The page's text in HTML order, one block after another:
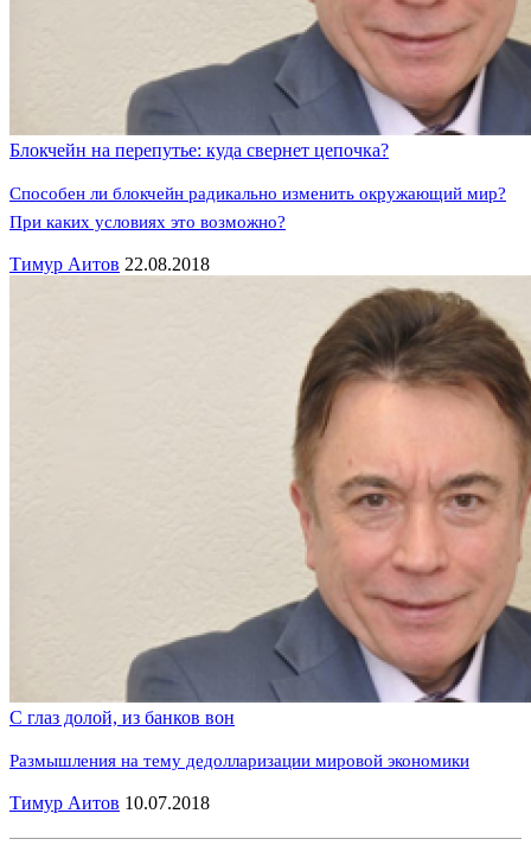
Блокчейн на перепутье: куда свернет цепочка?
Способен ли блокчейн радикально изменить окружающий мир?
При каких условиях это возможно?
Тимур Аитов 22.08.2018
С глаз долой, из банков вон
Размышления на тему дедолларизации мировой экономики
Тимур Аитов 10.07.2018